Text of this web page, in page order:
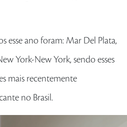
esse ano foram: Mar Del Plata,
York-New York, sendo esses
mais recentemente
no Brasil.